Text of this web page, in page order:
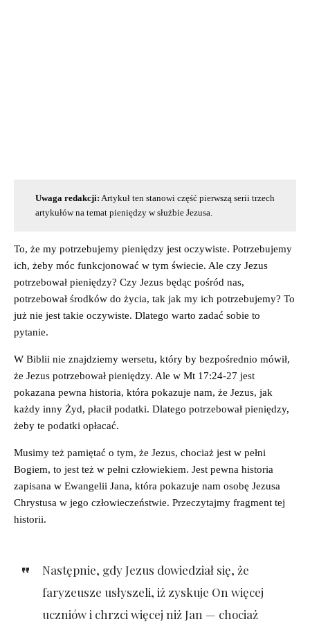
Uwaga redakcji: Artykuł ten stanowi część pierwszą serii trzech
artykułów na temat pieniędzy w służbie Jezusa.
To, że my potrzebujemy pieniędzy jest oczywiste. Potrzebujemy
ich, żeby móc funkcjonować w tym świecie. Ale czy Jezus
potrzebował pieniędzy? Czy Jezus będąc pośród nas,
potrzebował środków do życia, tak jak my ich potrzebujemy? To
już nie jest takie oczywiste. Dlatego warto zadać sobie to
pytanie.
W Biblii nie znajdziemy wersetu, który by bezpośrednio mówił,
że Jezus potrzebował pieniędzy. Ale w Mt 17:24-27 jest
pokazana pewna historia, która pokazuje nam, że Jezus, jak
każdy inny Żyd, płacił podatki. Dlatego potrzebował pieniędzy,
żeby te podatki opłacać.
Musimy też pamiętać o tym, że Jezus, chociaż jest w pełni
Bogiem, to jest też w pełni człowiekiem. Jest pewna historia
zapisana w Ewangelii Jana, która pokazuje nam osobę Jezusa
Chrystusa w jego człowieczeństwie. Przeczytajmy fragment tej
historii.
Następnie, gdy Jezus dowiedział się, że
faryzeusze usłyszeli, iż zyskuje On więcej
uczniów i chrzci więcej niż Jan — chociaż